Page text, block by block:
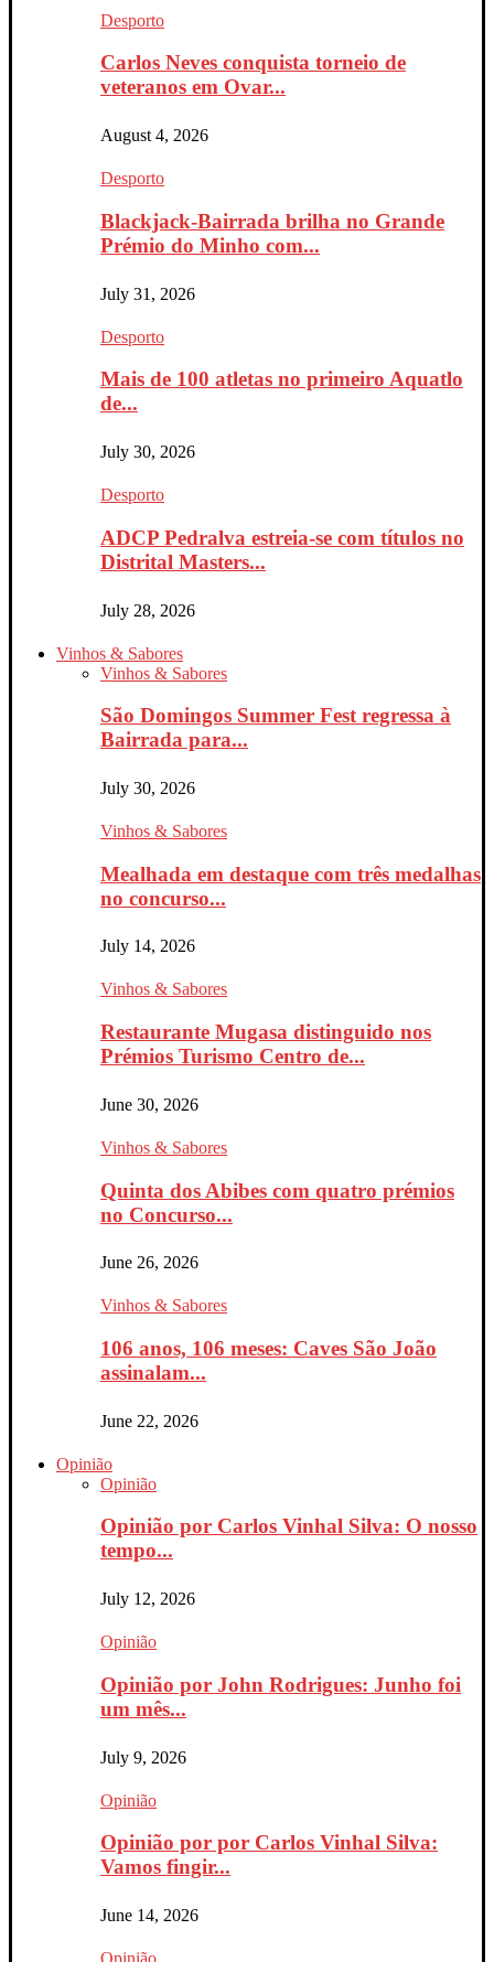
Desporto
Carlos Neves conquista torneio de
veteranos em Ovar...
August 4, 2026
Desporto
Blackjack-Bairrada brilha no Grande
Prémio do Minho com...
July 31, 2026
Desporto
Mais de 100 atletas no primeiro Aquatlo
de...
July 30, 2026
Desporto
ADCP Pedralva estreia-se com títulos no
Distrital Masters...
July 28, 2026
Vinhos & Sabores
Vinhos & Sabores
São Domingos Summer Fest regressa à
Bairrada para...
July 30, 2026
Vinhos & Sabores
Mealhada em destaque com três medalhas
no concurso...
July 14, 2026
Vinhos & Sabores
Restaurante Mugasa distinguido nos
Prémios Turismo Centro de...
June 30, 2026
Vinhos & Sabores
Quinta dos Abibes com quatro prémios
no Concurso...
June 26, 2026
Vinhos & Sabores
106 anos, 106 meses: Caves São João
assinalam...
June 22, 2026
Opinião
Opinião
Opinião por Carlos Vinhal Silva: O nosso
tempo...
July 12, 2026
Opinião
Opinião por John Rodrigues: Junho foi
um mês...
July 9, 2026
Opinião
Opinião por por Carlos Vinhal Silva:
Vamos fingir...
June 14, 2026
Opinião